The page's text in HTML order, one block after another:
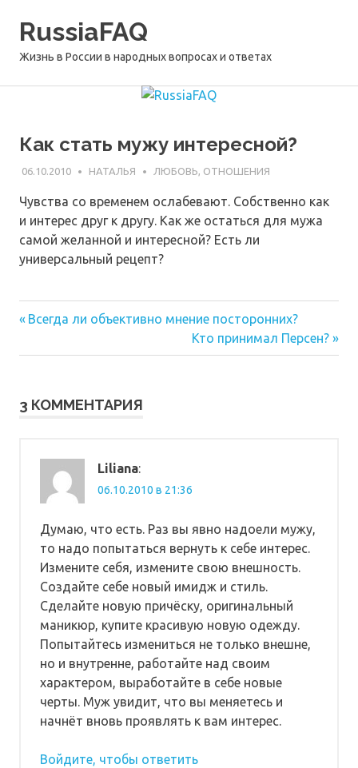
RussiaFAQ
Жизнь в России в народных вопросах и ответах
Как стать мужу интересной?
06.10.2010 НАТАЛЬЯ ЛЮБОВЬ, ОТНОШЕНИЯ
Чувства со временем ослабевают. Собственно как
и интерес друг к другу. Как же остаться для мужа
самой желанной и интересной? Есть ли
универсальный рецепт?
Навигация
по
Предыдущая
Всегда ли объективно мнение посторонних?
Следующая
запись:
Кто принимал Персен?
3 КОММЕНТАРИЯ
Liliana:
06.10.2010 в 21:36
Думаю, что есть. Раз вы явно надоели мужу,
то надо попытаться вернуть к себе интерес.
Измените себя, измените свою внешность.
Создайте себе новый имидж и стиль.
Сделайте новую причёску, оригинальный
маникюр, купите красивую новую одежду.
Попытайтесь измениться не только внешне,
но и внутренне, работайте над своим
характером, выработайте в себе новые
черты. Муж увидит, что вы меняетесь и
начнёт вновь проявлять к вам интерес.
Войдите, чтобы ответить